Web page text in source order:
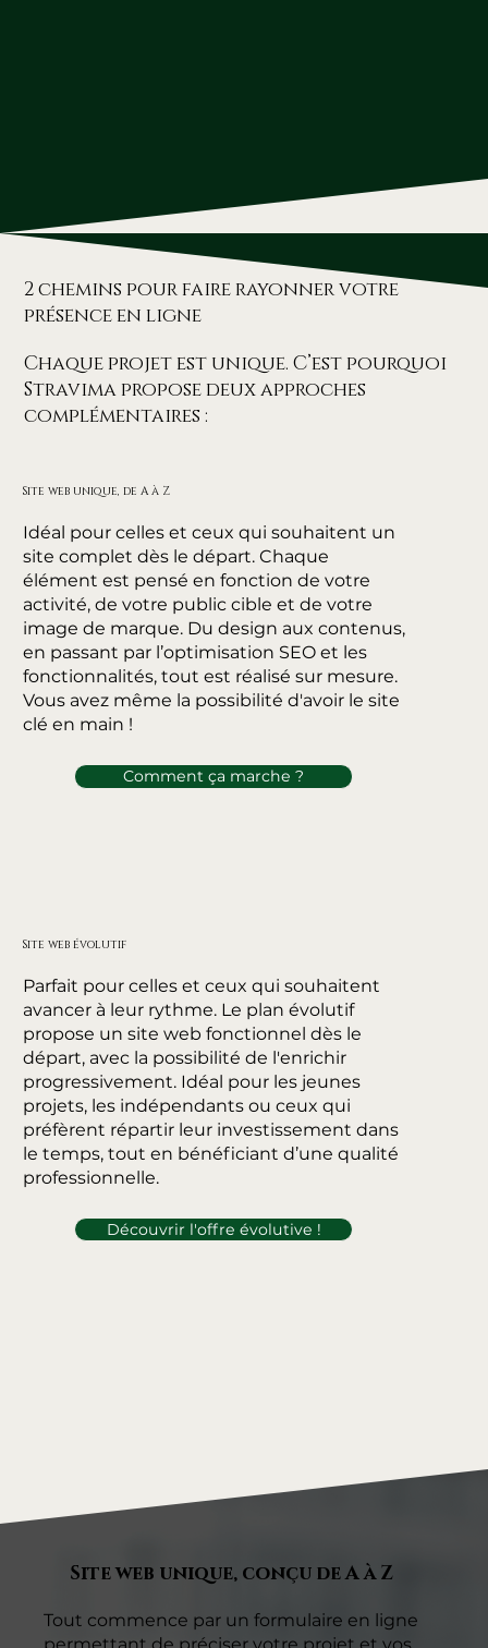
Site web unique, conçu de A à Z
Tout commence par un formulaire en ligne
2 chemins pour faire rayonner votre
présence en ligne
Chaque projet est unique. C’est pourquoi
Stravima propose deux approches
complémentaires :
Site web unique, de A à Z
Idéal pour celles et ceux qui souhaitent un
site complet dès le départ. Chaque
élément est pensé en fonction de votre
activité, de votre public cible et de votre
image de marque. Du design aux contenus,
en passant par l’optimisation SEO et les
fonctionnalités, tout est réalisé sur mesure.
Vous avez même la possibilité d'avoir le site
clé en main !
Comment ça marche ?
Site web évolutif
Parfait pour celles et ceux qui souhaitent
avancer à leur rythme. Le plan évolutif
propose un site web fonctionnel dès le
départ, avec la possibilité de l'enrichir
progressivement. Idéal pour les jeunes
projets, les indépendants ou ceux qui
préfèrent répartir leur investissement dans
le temps, tout en bénéficiant d’une qualité
professionnelle.
Découvrir l'offre évolutive !